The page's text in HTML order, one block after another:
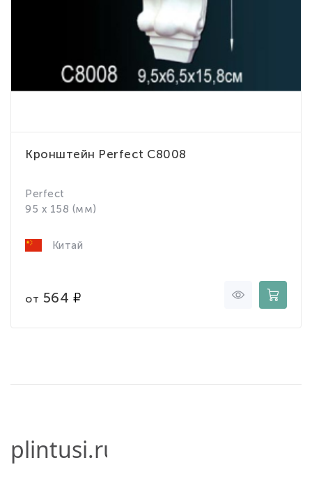
Кронштейн Perfect C8008
Perfect
95 x 158 (мм)
Китай
от 564